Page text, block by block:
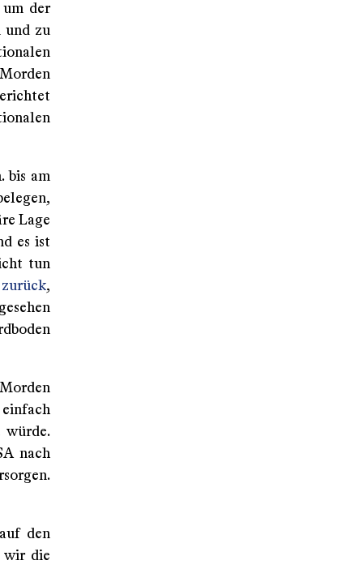
um der
und zu
bis am
Lage
es ist
tun
zurück,
würde.
nach
den
wir die